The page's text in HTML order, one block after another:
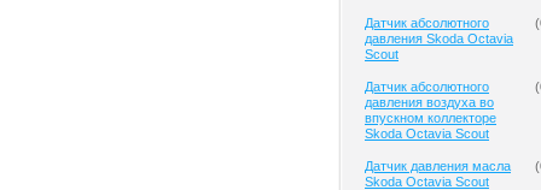
Датчик абсолютного
давления Skoda Octavia
Scout
(
Датчик абсолютного
давления воздуха во
впускном коллекторе
Skoda Octavia Scout
(
Датчик давления масла
Skoda Octavia Scout
(